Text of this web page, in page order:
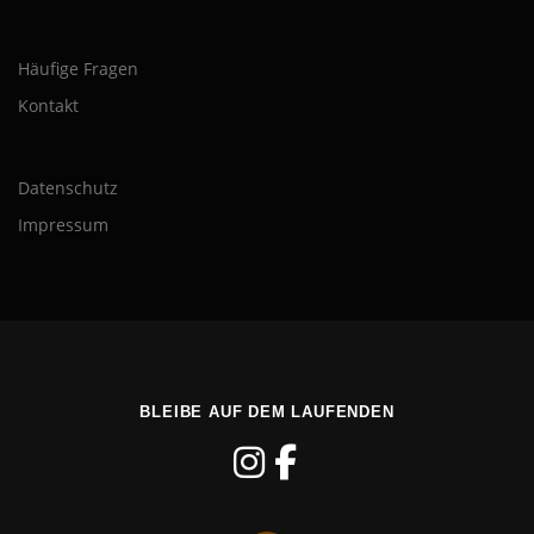
Häufige Fragen
Kontakt
Datenschutz
Impressum
BLEIBE AUF DEM LAUFENDEN